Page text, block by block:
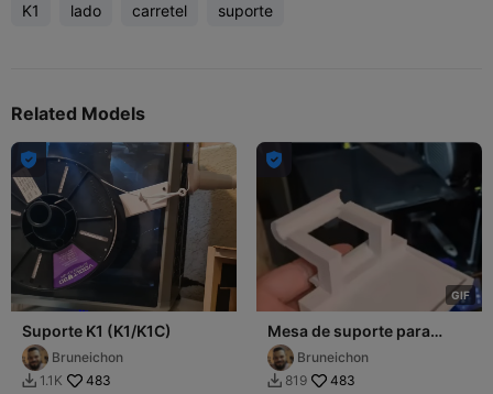
K1 lado carretel suporte
Related Models

Suporte K1 (K1/K1C)
Bruneichon
 1.1K 483
GIF

Mesa de suporte para
(K1/K1Max/K1C)
Bruneichon
 819 483